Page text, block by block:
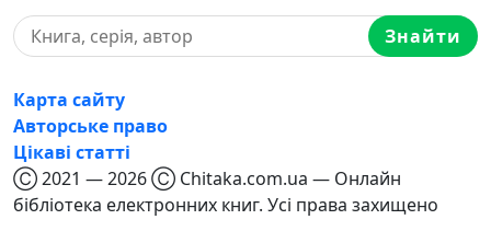
Знайти
Карта сайту
Авторське право
Цікаві статті
Ⓒ 2021 — 2026 Ⓒ Chitaka.com.ua — Онлайн
бібліотека електронних книг. Усі права захищено